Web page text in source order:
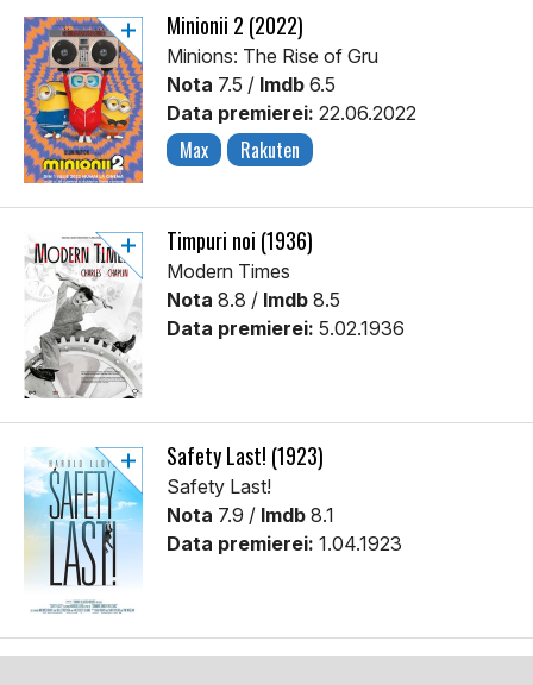
Minionii 2 (2022)
Minions: The Rise of Gru
Nota 7.5 / Imdb 6.5
Data premierei: 22.06.2022
Max Rakuten
Timpuri noi (1936)
Modern Times
Nota 8.8 / Imdb 8.5
Data premierei: 5.02.1936
Safety Last! (1923)
Safety Last!
Nota 7.9 / Imdb 8.1
Data premierei: 1.04.1923